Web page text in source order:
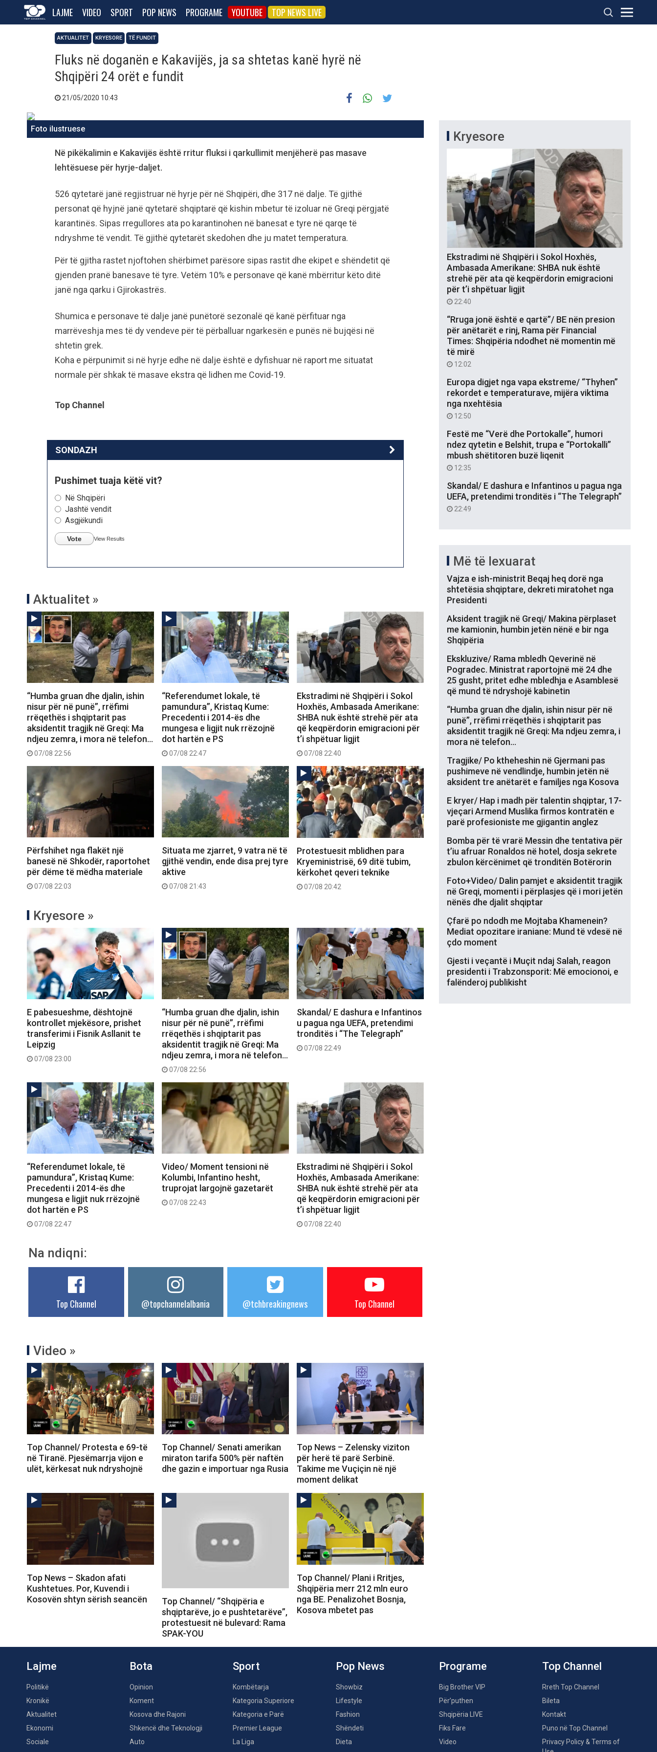
LAJME VIDEO SPORT POP NEWS PROGRAME YOUTUBE TOP NEWS LIVE
AKTUALITET KRYESORE TË FUNDIT
Fluks në doganën e Kakavijës, ja sa shtetas kanë hyrë në
Shqipëri 24 orët e fundit
21/05/2020 10:43
Foto ilustruese
Në pikëkalimin e Kakavijës është rritur fluksi i qarkullimit menjëherë pas masave
lehtësuese për hyrje-daljet.
526 qytetarë janë regjistruar në hyrje për në Shqipëri, dhe 317 në dalje. Të gjithë
personat që hyjnë janë qytetarë shqiptarë që kishin mbetur të izoluar në Greqi përgjatë
karantinës. Sipas rregullores ata po karantinohen në banesat e tyre në qarqe të
ndryshme të vendit. Të gjithë qytetarët skedohen dhe ju matet temperatura.
Për të gjitha rastet njoftohen shërbimet parësore sipas rastit dhe ekipet e shëndetit që
gjenden pranë banesave të tyre. Vetëm 10% e personave që kanë mbërritur këto ditë
janë nga qarku i Gjirokastrës.
Shumica e personave të dalje janë punëtorë sezonalë që kanë përfituar nga
marrëveshja mes të dy vendeve për të përballuar ngarkesën e punës në bujqësi në
shtetin grek.
Koha e përpunimit si në hyrje edhe në dalje është e dyfishuar në raport me situatat
normale për shkak të masave ekstra që lidhen me Covid-19.
Top Channel
SONDAZH
Pushimet tuaja këtë vit?
Në Shqipëri
Jashtë vendit
Asgjëkundi
Vote View Results
Aktualitet »
“Humba gruan dhe djalin, ishin
nisur për në punë”, rrëfimi
rrëqethës i shqiptarit pas
aksidentit tragjik në Greqi: Ma
ndjeu zemra, i mora në telefon…
07/08 22:56
“Referendumet lokale, të
pamundura”, Kristaq Kume:
Precedenti i 2014-ës dhe
mungesa e ligjit nuk rrëzojnë
dot hartën e PS
07/08 22:47
Ekstradimi në Shqipëri i Sokol
Hoxhës, Ambasada Amerikane:
SHBA nuk është strehë për ata
që keqpërdorin emigracioni për
t’i shpëtuar ligjit
07/08 22:40
Përfshihet nga flakët një
banesë në Shkodër, raportohet
për dëme të mëdha materiale
07/08 22:03
Situata me zjarret, 9 vatra në të
gjithë vendin, ende disa prej tyre
aktive
07/08 21:43
Protestuesit mblidhen para
Kryeministrisë, 69 ditë tubim,
kërkohet qeveri teknike
07/08 20:42
Kryesore »
E pabesueshme, dështojnë
kontrollet mjekësore, prishet
transferimi i Fisnik Asllanit te
Leipzig
07/08 23:00
“Humba gruan dhe djalin, ishin
nisur për në punë”, rrëfimi
rrëqethës i shqiptarit pas
aksidentit tragjik në Greqi: Ma
ndjeu zemra, i mora në telefon…
07/08 22:56
Skandal/ E dashura e Infantinos
u pagua nga UEFA, pretendimi
tronditës i “The Telegraph”
07/08 22:49
“Referendumet lokale, të
pamundura”, Kristaq Kume:
Precedenti i 2014-ës dhe
mungesa e ligjit nuk rrëzojnë
dot hartën e PS
07/08 22:47
Video/ Moment tensioni në
Kolumbi, Infantino hesht,
truprojat largojnë gazetarët
07/08 22:43
Ekstradimi në Shqipëri i Sokol
Hoxhës, Ambasada Amerikane:
SHBA nuk është strehë për ata
që keqpërdorin emigracioni për
t’i shpëtuar ligjit
07/08 22:40
Na ndiqni:
Top Channel @topchannelalbania @tchbreakingnews Top Channel
Video »
Top Channel/ Protesta e 69-të
në Tiranë. Pjesëmarrja vijon e
ulët, kërkesat nuk ndryshojnë
Top Channel/ Senati amerikan
miraton tarifa 500% për naftën
dhe gazin e importuar nga Rusia
Top News – Zelensky viziton
për herë të parë Serbinë.
Takime me Vuçiçin në një
moment delikat
Top News – Skadon afati
Kushtetues. Por, Kuvendi i
Kosovën shtyn sërish seancën
Top Channel/ “Shqipëria e
shqiptarëve, jo e pushtetarëve”,
protestuesit në bulevard: Rama
SPAK-YOU
Top Channel/ Plani i Rritjes,
Shqipëria merr 212 mln euro
nga BE. Penalizohet Bosnja,
Kosova mbetet pas
Kryesore
Ekstradimi në Shqipëri i Sokol Hoxhës,
Ambasada Amerikane: SHBA nuk është
strehë për ata që keqpërdorin emigracioni
për t’i shpëtuar ligjit
22:40
“Rruga jonë është e qartë”/ BE nën presion
për anëtarët e rinj, Rama për Financial
Times: Shqipëria ndodhet në momentin më
të mirë
12:02
Europa digjet nga vapa ekstreme/ “Thyhen”
rekordet e temperaturave, mijëra viktima
nga nxehtësia
12:50
Festë me “Verë dhe Portokalle”, humori
ndez qytetin e Belshit, trupa e “Portokalli”
mbush shëtitoren buzë liqenit
12:35
Skandal/ E dashura e Infantinos u pagua nga
UEFA, pretendimi tronditës i “The Telegraph”
22:49
Më të lexuarat
Vajza e ish-ministrit Beqaj heq dorë nga
shtetësia shqiptare, dekreti miratohet nga
Presidenti
Aksident tragjik në Greqi/ Makina përplaset
me kamionin, humbin jetën nënë e bir nga
Shqipëria
Ekskluzive/ Rama mbledh Qeverinë në
Pogradec. Ministrat raportojnë më 24 dhe
25 gusht, pritet edhe mbledhja e Asamblesë
që mund të ndryshojë kabinetin
“Humba gruan dhe djalin, ishin nisur për në
punë”, rrëfimi rrëqethës i shqiptarit pas
aksidentit tragjik në Greqi: Ma ndjeu zemra, i
mora në telefon…
Tragjike/ Po ktheheshin në Gjermani pas
pushimeve në vendlindje, humbin jetën në
aksident tre anëtarët e familjes nga Kosova
E kryer/ Hap i madh për talentin shqiptar, 17-
vjeçari Armend Muslika firmos kontratën e
parë profesioniste me gjigantin anglez
Bomba për të vrarë Messin dhe tentativa për
t’iu afruar Ronaldos në hotel, dosja sekrete
zbulon kërcënimet që tronditën Botërorin
Foto+Video/ Dalin pamjet e aksidentit tragjik
në Greqi, momenti i përplasjes që i mori jetën
nënës dhe djalit shqiptar
Çfarë po ndodh me Mojtaba Khamenein?
Mediat opozitare iraniane: Mund të vdesë në
çdo moment
Gjesti i veçantë i Muçit ndaj Salah, reagon
presidenti i Trabzonsporit: Më emocionoi, e
falënderoj publikisht
Lajme
Politikë
Kronikë
Aktualitet
Ekonomi
Sociale
Bota
Opinion
Koment
Kosova dhe Rajoni
Shkencë dhe Teknologji
Auto
Sport
Kombëtarja
Kategoria Superiore
Kategoria e Parë
Premier League
La Liga
Pop News
Showbiz
Lifestyle
Fashion
Shëndeti
Dieta
Programe
Big Brother VIP
Për’puthen
Shqipëria LIVE
Fiks Fare
Video
Top Channel
Rreth Top Channel
Bileta
Kontakt
Puno në Top Channel
Privacy Policy & Terms of